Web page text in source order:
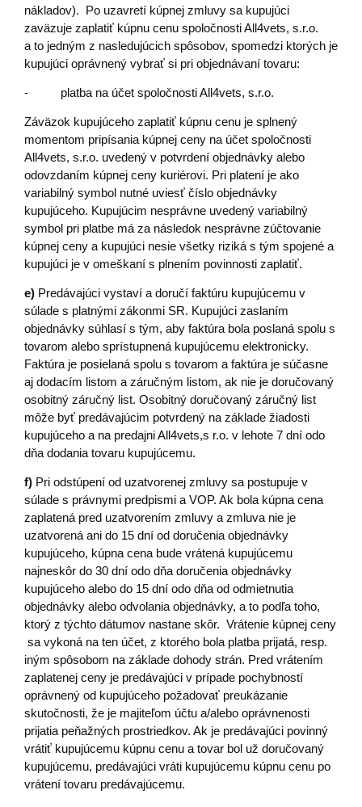
nákladov). Po uzavretí kúpnej zmluvy sa kupujúci
zaväzuje zaplatiť kúpnu cenu spoločnosti All4vets, s.r.o.
a to jedným z nasledujúcich spôsobov, spomedzi ktorých je
kupujúci oprávnený vybrať si pri objednávaní tovaru:
- platba na účet spoločnosti All4vets, s.r.o.
Záväzok kupujúceho zaplatiť kúpnu cenu je splnený
momentom pripísania kúpnej ceny na účet spoločnosti
All4vets, s.r.o. uvedený v potvrdení objednávky alebo
odovzdaním kúpnej ceny kuriérovi. Pri platení je ako
variabilný symbol nutné uviesť číslo objednávky
kupujúceho. Kupujúcim nesprávne uvedený variabilný
symbol pri platbe má za následok nesprávne zúčtovanie
kúpnej ceny a kupujúci nesie všetky riziká s tým spojené a
kupujúci je v omeškaní s plnením povinnosti zaplatiť.
e) Predávajúci vystaví a doručí faktúru kupujúcemu v
súlade s platnými zákonmi SR. Kupujúci zaslaním
objednávky súhlasí s tým, aby faktúra bola poslaná spolu s
tovarom alebo sprístupnená kupujúcemu elektronicky.
Faktúra je posielaná spolu s tovarom a faktúra je súčasne
aj dodacím listom a záručným listom, ak nie je doručovaný
osobitný záručný list. Osobitný doručovaný záručný list
môže byť predávajúcim potvrdený na základe žiadosti
kupujúceho a na predajni All4vets,s r.o. v lehote 7 dní odo
dňa dodania tovaru kupujúcemu.
f) Pri odstúpení od uzatvorenej zmluvy sa postupuje v
súlade s právnymi predpismi a VOP. Ak bola kúpna cena
zaplatená pred uzatvorením zmluvy a zmluva nie je
uzatvorená ani do 15 dní od doručenia objednávky
kupujúceho, kúpna cena bude vrátená kupujúcemu
najneskôr do 30 dní odo dňa doručenia objednávky
kupujúceho alebo do 15 dní odo dňa od odmietnutia
objednávky alebo odvolania objednávky, a to podľa toho,
ktorý z týchto dátumov nastane skôr. Vrátenie kúpnej ceny
sa vykoná na ten účet, z ktorého bola platba prijatá, resp.
iným spôsobom na základe dohody strán. Pred vrátením
zaplatenej ceny je predávajúci v prípade pochybností
oprávnený od kupujúceho požadovať preukázanie
skutočnosti, že je majiteľom účtu a/alebo oprávnenosti
prijatia peňažných prostriedkov. Ak je predávajúci povinný
vrátiť kupujúcemu kúpnu cenu a tovar bol už doručovaný
kupujúcemu, predávajúci vráti kupujúcemu kúpnu cenu po
vrátení tovaru predávajúcemu.